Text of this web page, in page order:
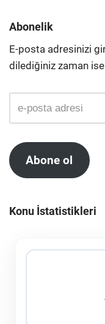
Abonelik
E-posta adresinizi
dilediğiniz zaman
Abone ol
Konu İstatistikleri